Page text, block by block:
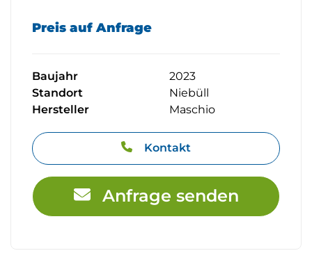
Preis auf Anfrage
Baujahr
2023
Standort
Niebüll
Hersteller
Maschio
Kontakt
Anfrage senden